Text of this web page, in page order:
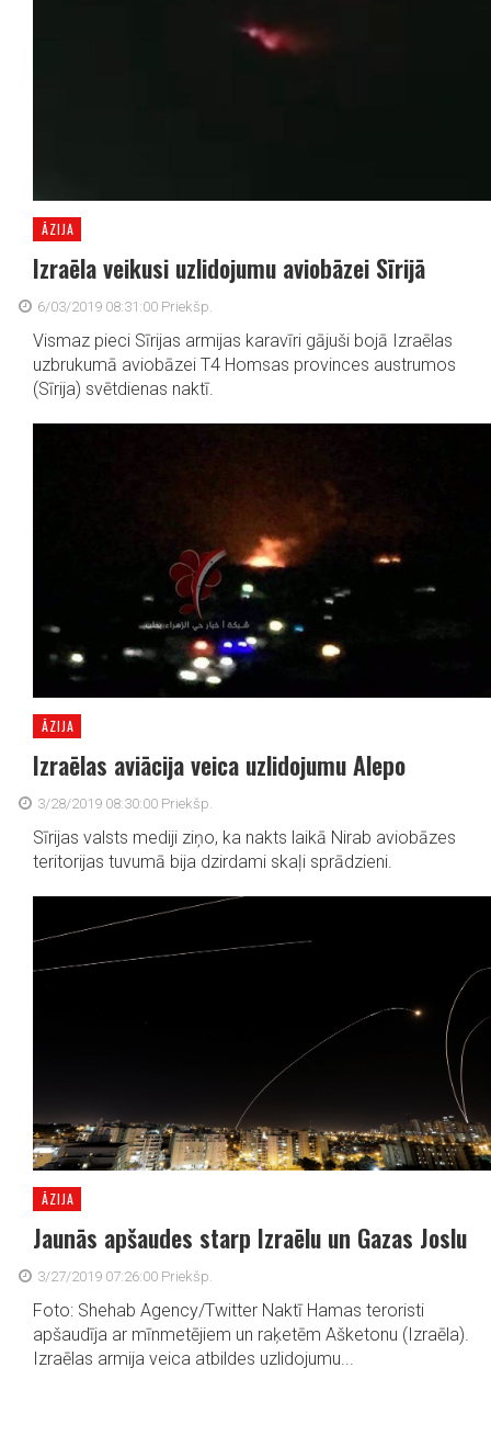
ĀZIJA
Izraēla veikusi uzlidojumu aviobāzei Sīrijā
6/03/2019 08:31:00 Priekšp.
Vismaz pieci Sīrijas armijas karavīri gājuši bojā Izraēlas
uzbrukumā aviobāzei T4 Homsas provinces austrumos
(Sīrija) svētdienas naktī.
ĀZIJA
Izraēlas aviācija veica uzlidojumu Alepo
3/28/2019 08:30:00 Priekšp.
Sīrijas valsts mediji ziņo, ka nakts laikā Nirab aviobāzes
teritorijas tuvumā bija dzirdami skaļi sprādzieni.
ĀZIJA
Jaunās apšaudes starp Izraēlu un Gazas Joslu
3/27/2019 07:26:00 Priekšp.
Foto: Shehab Agency/Twitter Naktī Hamas teroristi
apšaudīja ar mīnmetējiem un raķetēm Ašketonu (Izraēla).
Izraēlas armija veica atbildes uzlidojumu...